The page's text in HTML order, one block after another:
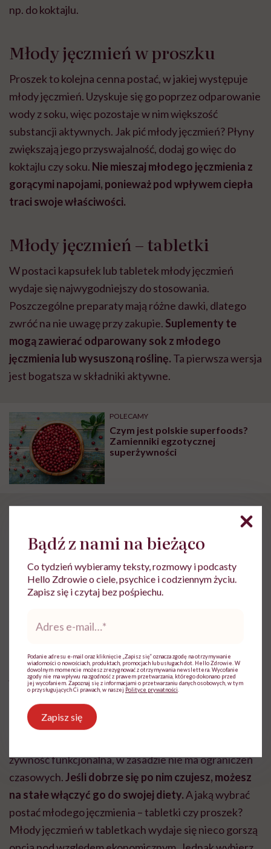
np. do koktajlu.
Młody jęczmień w proszku
Proszek to kolejna cenna postać, w jakiej występuje
młody jęczmień. Uzyskuje się go poprzez odparowanie
wody z soku, więc pozostaje w nim większość
substancji aktywnych. Jak pić młody jęczmień? Płyny
zwiększają jego przyswajalność, dodaj go więc do
koktajlu czy soku. Nie mieszaj młodego jęczmienia z
gorącymi napojami, ponieważ pod wpływem ciepła
traci swoje właściwości.
Młody jęczmień – tabletki
W postaci kapsułek lub tabletek młody jęczmień
wydaje się najwygodniejszy do stosowania.
Poszczególne preparaty mają różne dawki, dlatego
zwróć na nie uwagę przy zakupie. Suplementy te
mogą zawierać odparowany sok z młodego
jęczmienia lub wysuszoną roślinę. Ta pierwsza wersja
jest bogatsza w składniki aktywne.
POLECAMY
Czym jest polskie superfoods?
Zamienniki egzotycznej
superżywności
przeciwwskazania i
skutki uboczne
wątrobie, to nie masz się czym martwić.
poważniejszych skutków ubocznych młodego
jęczmienia.Nadmierne spożycie może spowodować
biegunkę i ból brzucha, co wynika z obecności
błonnika.
żywność funkcjonalna, w zasadzie nie ma ograniczeń
czasowych.Jeśli dobrze się po nim czujesz, możesz
na stałe włączyć go do swojej diety.A jaką wybrać
postać młodego jęczmienia – tabletki czy proszek?
Młody jęczmień w tabletkach wydaje się nieco gorszą
Bądź z nami na bieżąco
Co tydzień wybieramy teksty, rozmowy i podcasty
Hello Zdrowie o ciele, psychice i codziennym życiu.
Zapisz się i czytaj bez pośpiechu.
*
Podanie adresu e-mail oraz kliknięcie „Zapisz się” oznacza zgodę na otrzymywanie
wiadomości o nowościach, produktach, promocjach lub usługach dot. Hello Zdrowie. W
dowolnym momencie możesz zrezygnować z otrzymywania newslettera. Wycofanie
zgody nie ma wpływu na zgodność z prawem przetwarzania, którego dokonano przed
jej wycofaniem. Zapoznaj się z informacjami o przetwarzaniu danych osobowych, w tym
o przysługujących Ci prawach, w naszej Polityce prywatności
Zapisz się